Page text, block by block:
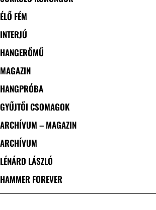
ÉLŐ FÉM
INTERJÚ
HANGERŐMŰ
MAGAZIN
HANGPRÓBA
GYŰJTŐI CSOMAGOK
ARCHÍVUM – MAGAZIN
ARCHÍVUM
LÉNÁRD LÁSZLÓ
HAMMER FOREVER